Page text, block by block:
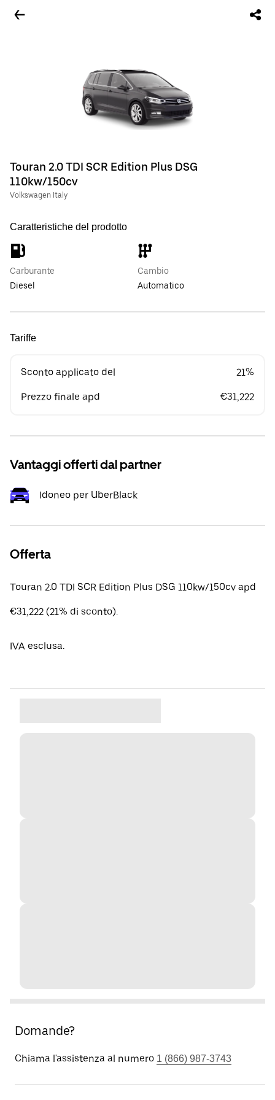
Touran 2.0 TDI SCR Edition Plus DSG
110kw/150cv
Volkswagen Italy
Caratteristiche del prodotto
Carburante
Diesel
Cambio
Automatico
Tariffe
Sconto applicato del 21%
Prezzo finale apd €31,222
Vantaggi offerti dal partner
Idoneo per UberBlack
Offerta
Touran 2.0 TDI SCR Edition Plus DSG 110kw/150cv apd
€31,222 (21% di sconto).
IVA esclusa.
Domande?
Chiama l'assistenza al numero 1 (866) 987-3743